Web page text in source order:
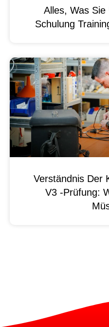
Alles, Was
Schulung
Verständnis Der
V3 -Prüfung: